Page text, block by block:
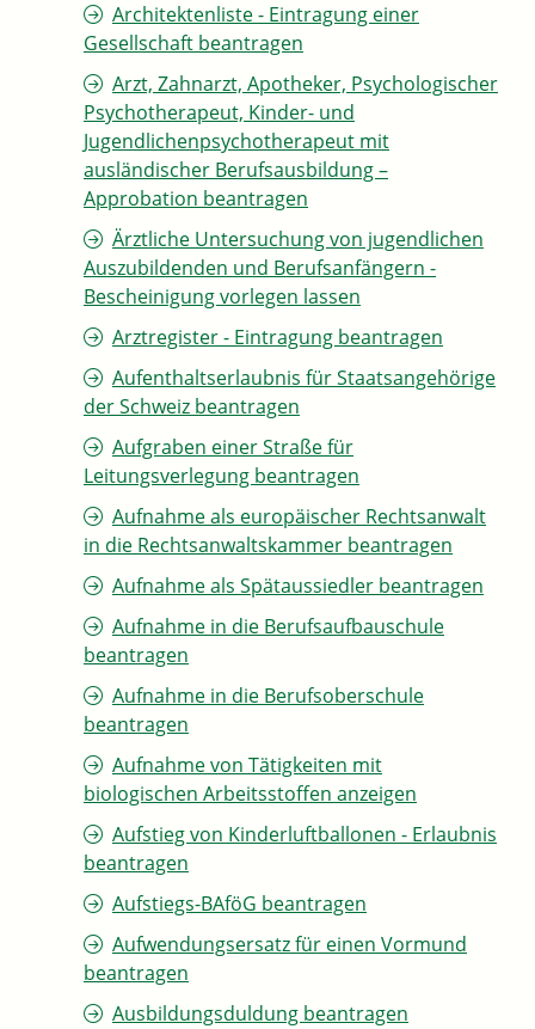
Architektenliste - Eintragung einer
Gesellschaft beantragen
Arzt, Zahnarzt, Apotheker, Psychologischer
Psychotherapeut, Kinder- und
Jugendlichenpsychotherapeut mit
ausländischer Berufsausbildung –
Approbation beantragen
Ärztliche Untersuchung von jugendlichen
Auszubildenden und Berufsanfängern -
Bescheinigung vorlegen lassen
Arztregister - Eintragung beantragen
Aufenthaltserlaubnis für Staatsangehörige
der Schweiz beantragen
Aufgraben einer Straße für
Leitungsverlegung beantragen
Aufnahme als europäischer Rechtsanwalt
in die Rechtsanwaltskammer beantragen
Aufnahme als Spätaussiedler beantragen
Aufnahme in die Berufsaufbauschule
beantragen
Aufnahme in die Berufsoberschule
beantragen
Aufnahme von Tätigkeiten mit
biologischen Arbeitsstoffen anzeigen
Aufstieg von Kinderluftballonen - Erlaubnis
beantragen
Aufstiegs-BAföG beantragen
Aufwendungsersatz für einen Vormund
beantragen
Ausbildungsduldung beantragen